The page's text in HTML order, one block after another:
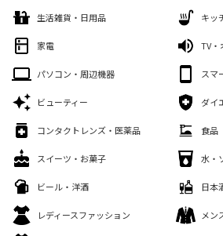
生活雑貨・日用品 キッ
家電 TV・
パソコン・周辺機器 スマ
ビューティー ダイ
コンタクトレンズ・医薬品 食品
スイーツ・お菓子 水・
ビール・洋酒 日本
レディースファッション メン